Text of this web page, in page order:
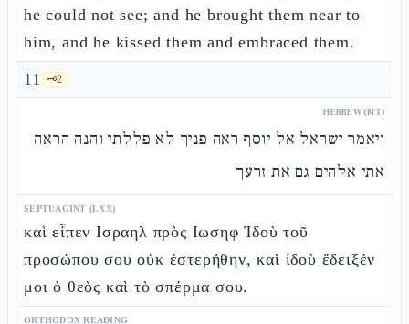
he could not see; and he brought them near to
him, and he kissed them and embraced them.
11 🗝️2
HEBREW (MT)
ויאמר ישראל אל יוסף ראה פניך לא פללתי והנה הראה
אתי אלהים גם את זרעך
SEPTUAGINT (LXX)
καὶ εἶπεν Ισραηλ πρὸς Ιωσηφ Ἰδοὺ τοῦ
προσώπου σου οὐκ ἐστερήθην, καὶ ἰδοὺ ἔδειξέν
μοι ὁ θεὸς καὶ τὸ σπέρμα σου.
ORTHODOX READING